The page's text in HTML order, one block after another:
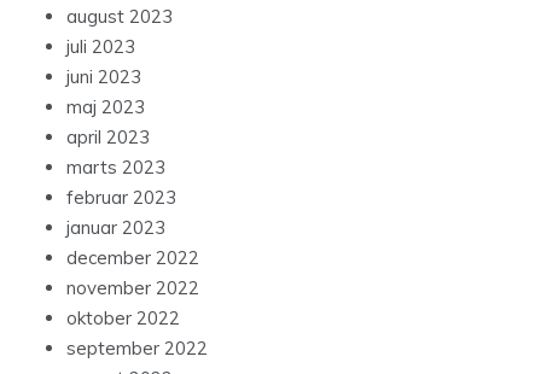
august 2023
juli 2023
juni 2023
maj 2023
april 2023
marts 2023
februar 2023
januar 2023
december 2022
november 2022
oktober 2022
september 2022